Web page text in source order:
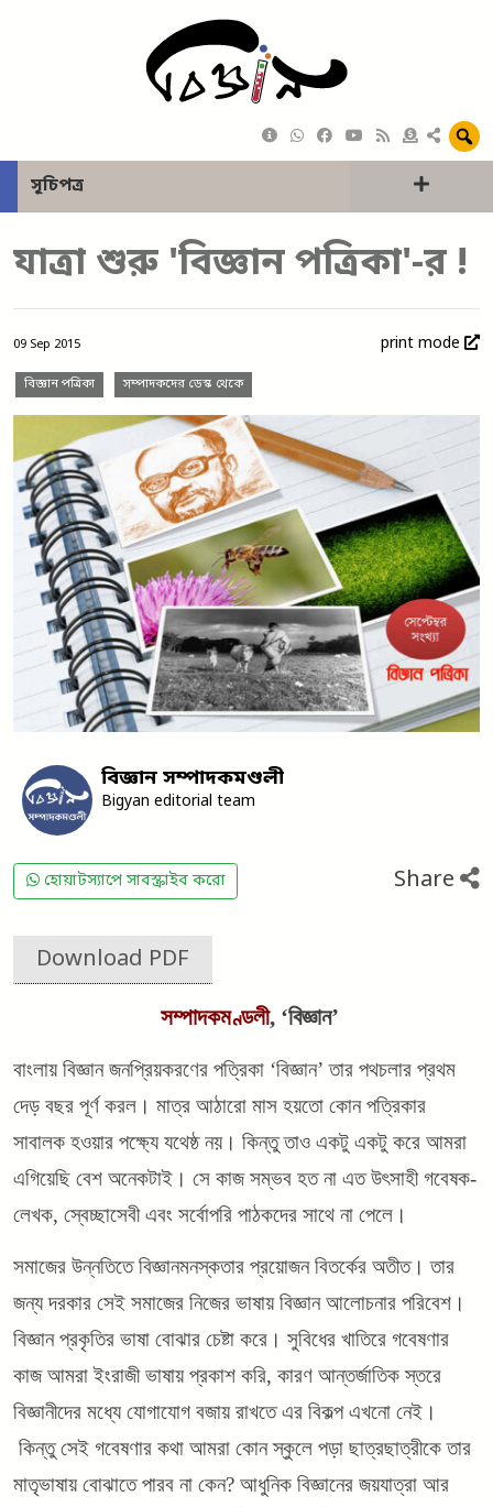
সূচিপত্র
যাত্রা শুরু 'বিজ্ঞান পত্রিকা'-র !
09 Sep 2015 print mode
বিজ্ঞান পত্রিকা সম্পাদকদের ডেস্ক থেকে
বিজ্ঞান সম্পাদকমণ্ডলী
Bigyan editorial team
হোয়াটস্যাপে সাবস্ক্রাইব করো Share
Download PDF
সম্পাদকমণ্ডলী, ‘বিজ্ঞান’
বাংলায় বিজ্ঞান জনপ্রিয়করণের পত্রিকা ‘বিজ্ঞান’ তার পথচলার প্রথম
দেড় বছর পূর্ণ করল। মাত্র আঠারো মাস হয়তো কোন পত্রিকার
সাবালক হওয়ার পক্ষ্যে যথেষ্ঠ নয়। কিন্তু তাও একটু একটু করে আমরা
এগিয়েছি বেশ অনেকটাই। সে কাজ সম্ভব হত না এত উৎসাহী গবেষক-
লেখক, স্বেচ্ছাসেবী এবং সর্বোপরি পাঠকদের সাথে না পেলে।
সমাজের উন্নতিতে বিজ্ঞানমনস্কতার প্রয়োজন বিতর্কের অতীত। তার
জন্য দরকার সেই সমাজের নিজের ভাষায় বিজ্ঞান আলোচনার পরিবেশ।
বিজ্ঞান প্রকৃতির ভাষা বোঝার চেষ্টা করে। সুবিধের খাতিরে গবেষণার
কাজ আমরা ইংরাজী ভাষায় প্রকাশ করি, কারণ আন্তর্জাতিক স্তরে
বিজ্ঞানীদের মধ্যে যোগাযোগ বজায় রাখতে এর বিকল্প এখনো নেই।
কিন্তু সেই গবেষণার কথা আমরা কোন স্কুলে পড়া ছাত্রছাত্রীকে তার
মাতৃভাষায় বোঝাতে পারব না কেন? আধুনিক বিজ্ঞানের জয়যাত্রা আর